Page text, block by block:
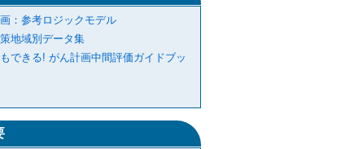
：参考ロジックモデル
地域別データ集
できる! がん計画中間評価ガイドブッ